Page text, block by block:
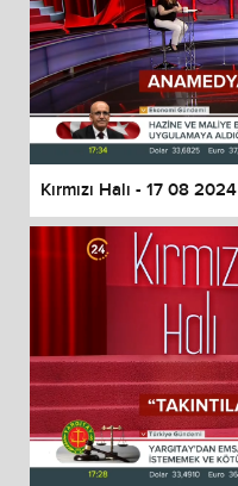
Kırmızı Halı - 17 08 2024